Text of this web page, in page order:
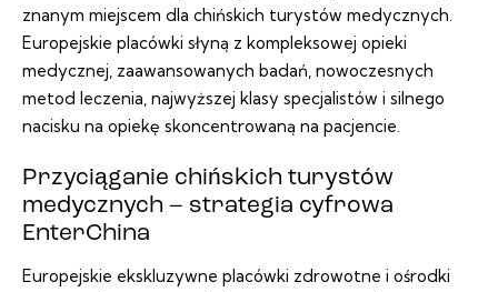
znanym miejscem dla chińskich turystów medycznych.
Europejskie placówki słyną z kompleksowej opieki
medycznej, zaawansowanych badań, nowoczesnych
metod leczenia, najwyższej klasy specjalistów i silnego
nacisku na opiekę skoncentrowaną na pacjencie.
Przyciąganie chińskich turystów
medycznych – strategia cyfrowa
EnterChina
Europejskie ekskluzywne placówki zdrowotne i ośrodki